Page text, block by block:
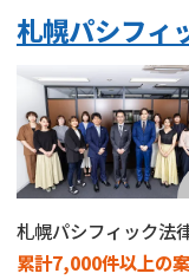
札幌パシフィ
札幌パシフィック法
累計7,000件以上の